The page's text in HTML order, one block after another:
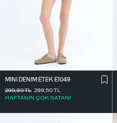
MINI DENIM ETEK E1049
299,50TL
HAFTANIN ÇOK SATANI
299,50TL